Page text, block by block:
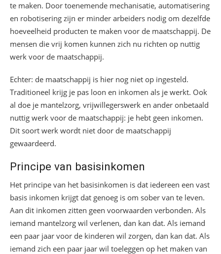
te maken. Door toenemende mechanisatie, automatisering
en robotisering zijn er minder arbeiders nodig om dezelfde
hoeveelheid producten te maken voor de maatschappij. De
mensen die vrij komen kunnen zich nu richten op nuttig
werk voor de maatschappij.
Echter: de maatschappij is hier nog niet op ingesteld.
Traditioneel krijg je pas loon en inkomen als je werkt. Ook
al doe je mantelzorg, vrijwillegerswerk en ander onbetaald
nuttig werk voor de maatschappij: je hebt geen inkomen.
Dit soort werk wordt niet door de maatschappij
gewaardeerd.
Principe van basisinkomen
Het principe van het basisinkomen is dat iedereen een vast
basis inkomen krijgt dat genoeg is om sober van te leven.
Aan dit inkomen zitten geen voorwaarden verbonden. Als
iemand mantelzorg wil verlenen, dan kan dat. Als iemand
een paar jaar voor de kinderen wil zorgen, dan kan dat. Als
iemand zich een paar jaar wil toeleggen op het maken van